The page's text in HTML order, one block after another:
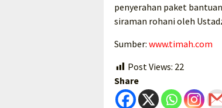
penyerahan paket
siraman rohani oleh
Sumber: www.timah.com
Post Views: 22
Share